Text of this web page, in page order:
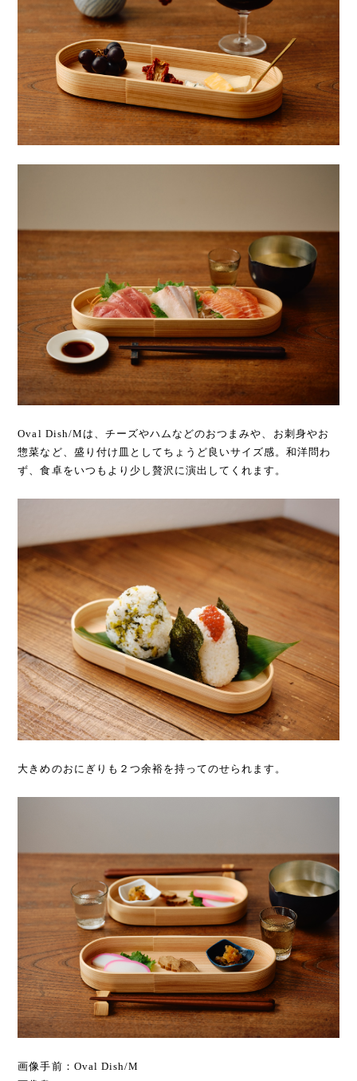
Oval Dish/Mは、チーズやハムなどのおつまみや、お刺身やお
惣菜など、盛り付け皿としてちょうど良いサイズ感。和洋問わ
ず、食卓をいつもより少し贅沢に演出してくれます。
大きめのおにぎりも２つ余裕を持ってのせられます。
画像手前：Oval Dish/M